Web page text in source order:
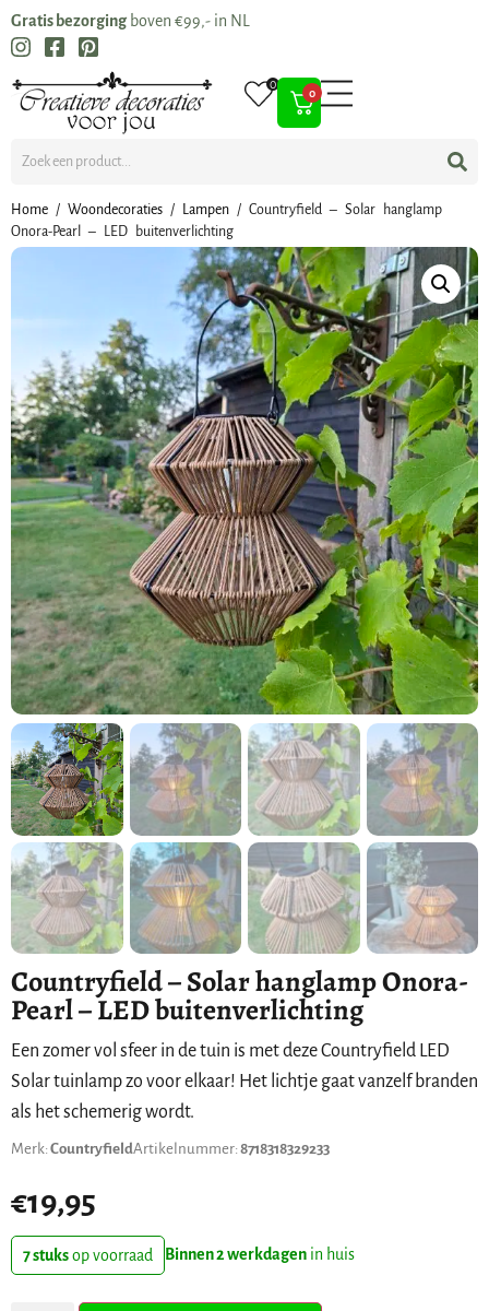
Gratis bezorging boven €99,- in NL
0
0
Home / Woondecoraties / Lampen / Countryfield – Solar hanglamp
Onora-Pearl – LED buitenverlichting
Countryfield – Solar hanglamp Onora-
Pearl – LED buitenverlichting
Een zomer vol sfeer in de tuin is met deze Countryfield LED
Solar tuinlamp zo voor elkaar! Het lichtje gaat vanzelf branden
als het schemerig wordt.
Merk: CountryfieldArtikelnummer: 8718318329233
€19,95
7 stuksop voorraad Binnen 2 werkdagen in huis